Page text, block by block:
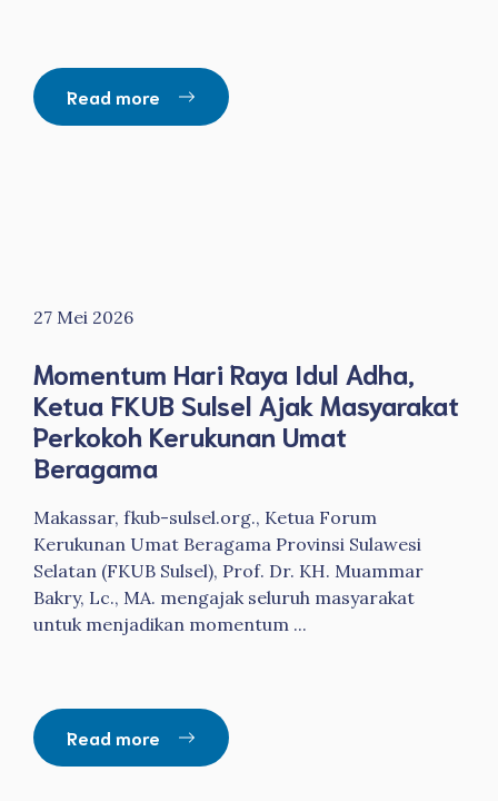
Read more
27 Mei 2026
Momentum Hari Raya Idul Adha,
Ketua FKUB Sulsel Ajak Masyarakat
Perkokoh Kerukunan Umat
Beragama
Makassar, fkub-sulsel.org., Ketua Forum
Kerukunan Umat Beragama Provinsi Sulawesi
Selatan (FKUB Sulsel), Prof. Dr. KH. Muammar
Bakry, Lc., MA. mengajak seluruh masyarakat
untuk menjadikan momentum ...
Read more